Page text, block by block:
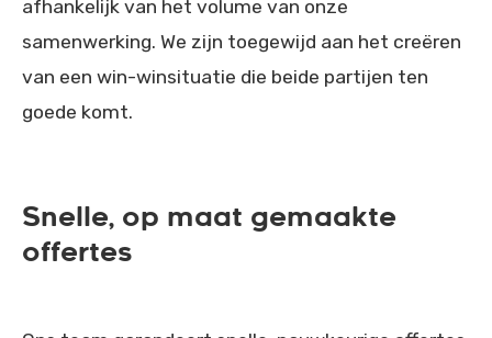
afhankelijk van het volume van onze
samenwerking. We zijn toegewijd aan het creëren
van een win-winsituatie die beide partijen ten
goede komt.
Snelle, op maat gemaakte
offertes